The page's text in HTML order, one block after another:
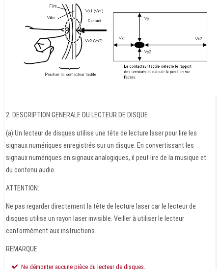
2. DESCRIPTION GENERALE DU LECTEUR DE DISQUE
(a) Un lecteur de disques utilise une tête de lecture laser pour lire les
signaux numériques enregistrés sur un disque. En convertissant les
signaux numériques en signaux analogiques, il peut lire de la musique et
du contenu audio.
ATTENTION:
Ne pas regarder directement la tête de lecture laser car le lecteur de
disques utilise un rayon laser invisible. Veiller à utiliser le lecteur
conformément aux instructions.
REMARQUE:
Ne démonter aucune pièce du lecteur de disques.